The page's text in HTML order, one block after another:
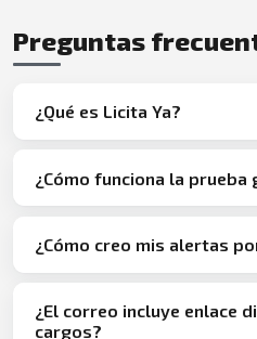
Preguntas
¿Qué es Licita Ya?
¿Cómo funciona la prueba
¿Cómo creo mis alertas
¿El correo incluye enlace
cargos?